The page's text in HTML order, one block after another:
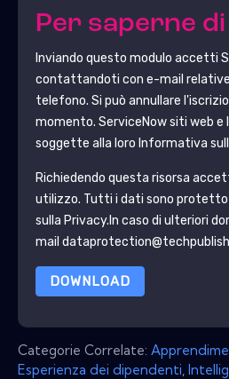
Per saperne
Inviando questo modulo accetti
contattandoti con e-mail
telefono. Si può annullare
momento. ServiceNowsiti web e
soggette alla loro Informativa
Richiedendo questa risorsa
utilizzo. Tutti i dati sono protetto
sulla Privacy.In caso di ulteriori
mail
DOWNLOAD
Categorie Correlate:
Esperienza dei dipendenti